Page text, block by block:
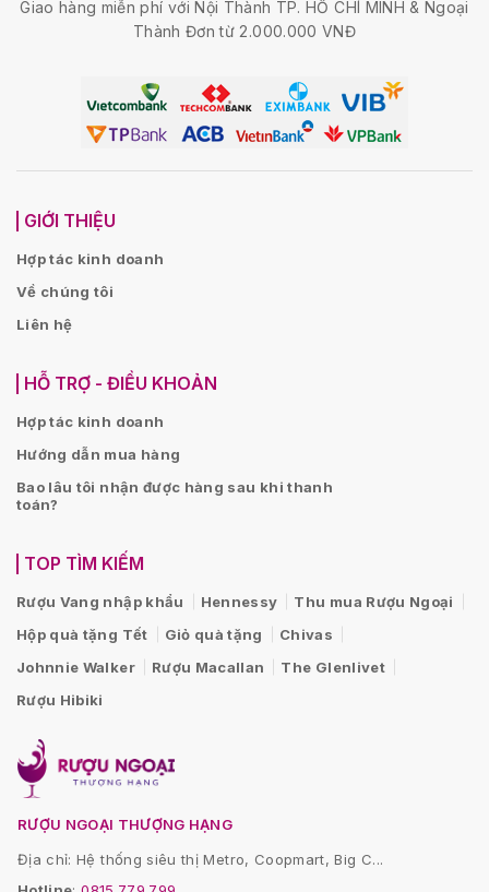
Giao hàng miễn phí với Nội Thành TP. HỒ CHÍ MINH & Ngoại
Thành Đơn từ 2.000.000 VNĐ
GIỚI THIỆU
Hợp tác kinh doanh
Về chúng tôi
Liên hệ
HỖ TRỢ - ĐIỀU KHOẢN
Hợp tác kinh doanh
Hướng dẫn mua hàng
Bao lâu tôi nhận được hàng sau khi thanh
toán?
TOP TÌM KIẾM
Rượu Vang nhập khẩu Hennessy
Thu mua Rượu Ngoại
Hộp quà tặng Tết
Giỏ quà tặng
Chivas
Johnnie Walker
Rượu Macallan
The Glenlivet
Rượu Hibiki
RƯỢU NGOẠI THƯỢNG HẠNG
Địa chỉ: Hệ thống siêu thị Metro, Coopmart, Big C...